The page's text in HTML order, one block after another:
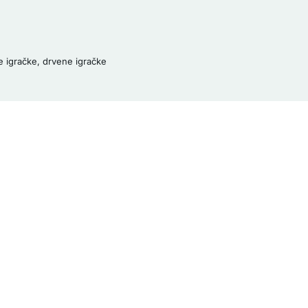
igračke, drvene igračke